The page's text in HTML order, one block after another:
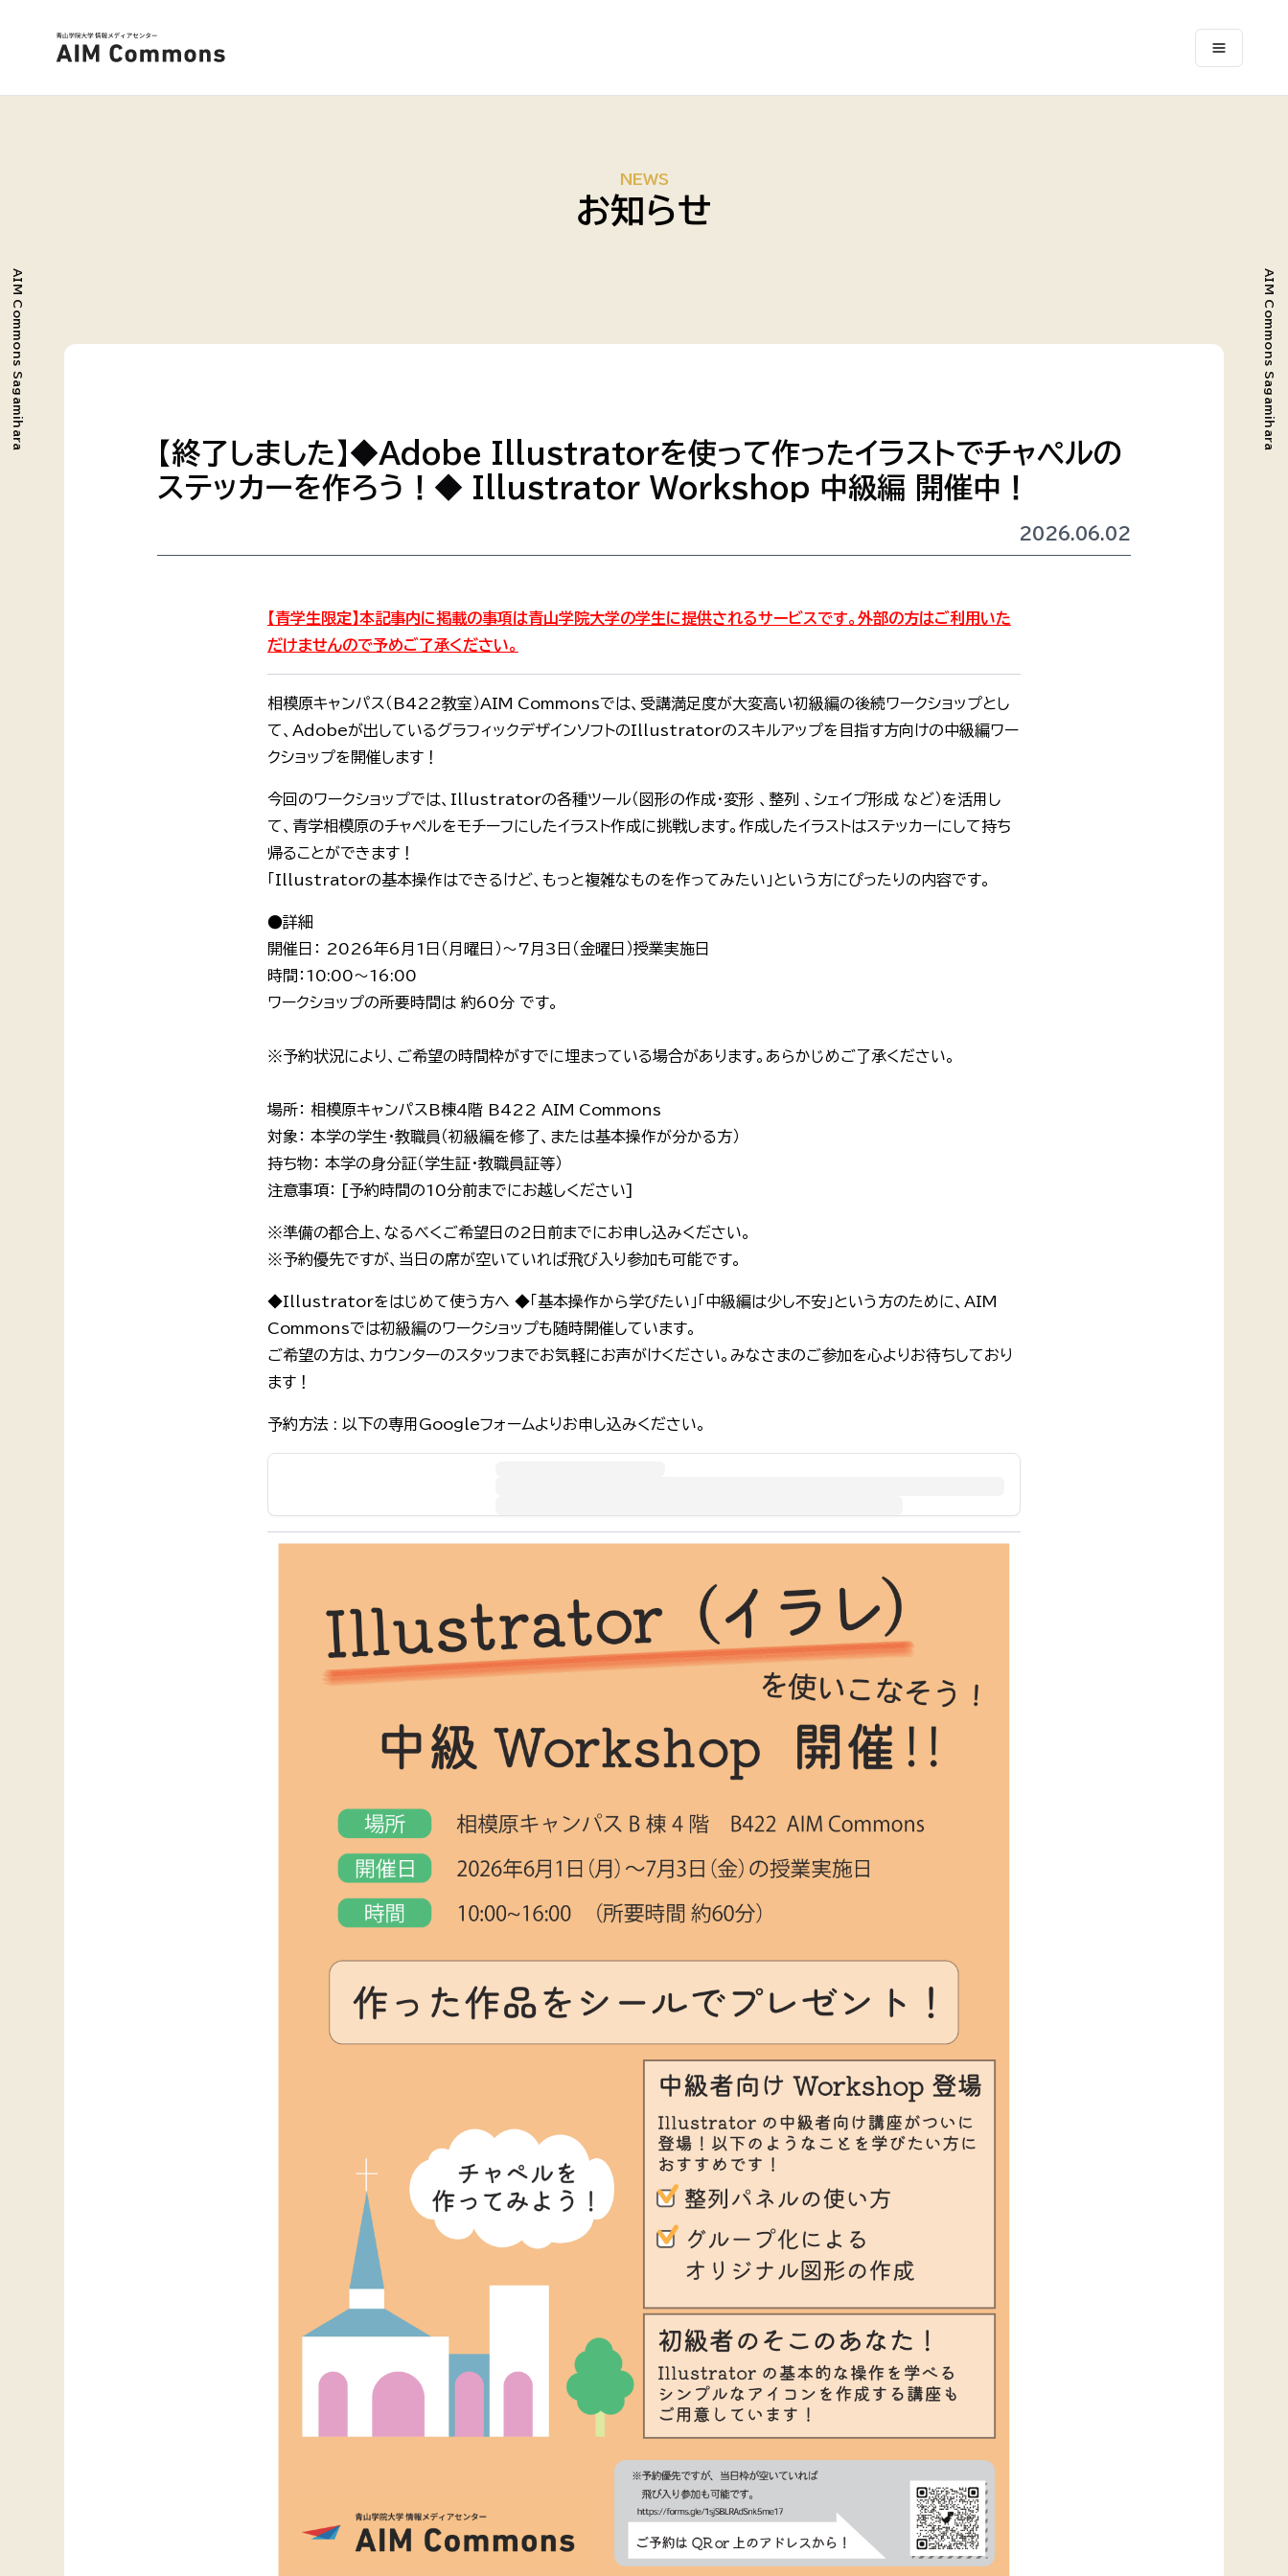
AIM Commons Sagamihara AIM Commons Sagamihara
NEWS
お知らせ
【終了しました】◆Adobe Illustratorを使って作ったイラストでチャペルの
ステッカーを作ろう！◆ Illustrator Workshop 中級編 開催中！
2026.06.02
【青学生限定】本記事内に掲載の事項は青山学院大学の学生に提供されるサービスです。外部の方はご利用いた
だけませんので予めご了承ください。
相模原キャンパス（B422教室）AIM Commonsでは、受講満足度が大変高い初級編の後続ワークショップとし
て、Adobeが出しているグラフィックデザインソフトのIllustratorのスキルアップを目指す方向けの中級編ワー
クショップを開催します！
今回のワークショップでは、Illustratorの各種ツール（図形の作成・変形 、整列 、シェイプ形成 など）を活用し
て、青学相模原のチャペルをモチーフにしたイラスト作成に挑戦します。作成したイラストはステッカーにして持ち
帰ることができます！
「Illustratorの基本操作はできるけど、もっと複雑なものを作ってみたい」という方にぴったりの内容です。
●詳細
開催日： 2026年6月1日（月曜日）〜7月3日（金曜日）授業実施日
時間：10:00～16:00
ワークショップの所要時間は 約60分 です。
※予約状況により、ご希望の時間枠がすでに埋まっている場合があります。あらかじめご了承ください。
場所： 相模原キャンパスB棟4階 B422 AIM Commons
対象： 本学の学生・教職員（初級編を修了、または基本操作が分かる方）
持ち物： 本学の身分証（学生証・教職員証等）
注意事項： [予約時間の10分前までにお越しください]
※準備の都合上、なるべくご希望日の2日前までにお申し込みください。
※予約優先ですが、当日の席が空いていれば飛び入り参加も可能です。
◆Illustratorをはじめて使う方へ ◆「基本操作から学びたい」「中級編は少し不安」という方のために、AIM
Commonsでは初級編のワークショップも随時開催しています。
ご希望の方は、カウンターのスタッフまでお気軽にお声がけください。みなさまのご参加を心よりお待ちしており
ます！
予約方法 : 以下の専用Googleフォームよりお申し込みください。